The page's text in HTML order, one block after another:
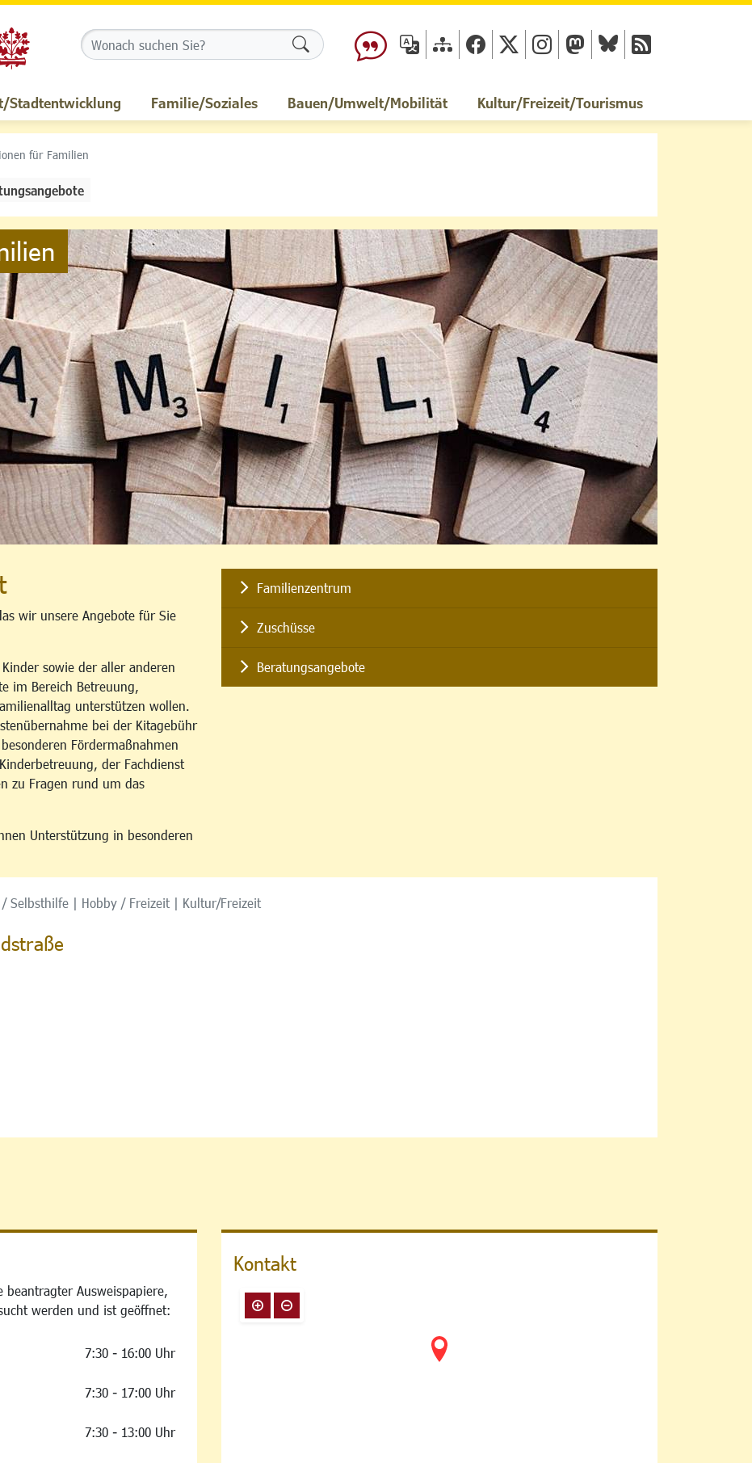
Formularschaltfläche
Stadtentwicklung Familie/Soziales Bauen/Umwelt/Mobilität Kultur/Freizeit/Tourismus
für Familien
wir unsere Angebote für Sie
sowie der aller anderen
im Bereich Betreuung,
unterstützen wollen.
bei der Kitagebühr
Fördermaßnahmen
der Fachdienst
zu Fragen rund um das
Unterstützung in besonderen
Familienzentrum
Zuschüsse
Beratungsangebote
Selbsthilfe | Hobby / Freizeit | Kultur/Freizeit
beantragter Ausweispapiere,
werden und ist geöffnet:
7:30 - 16:00 Uhr
7:30 - 17:00 Uhr
7:30 - 13:00 Uhr
Kontakt